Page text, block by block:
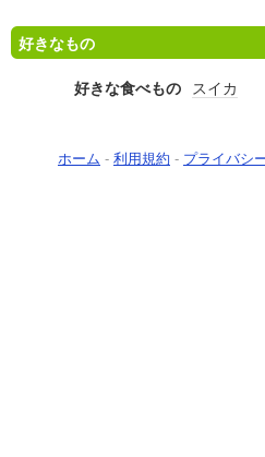
好きなもの
好きな食べもの スイカ
ホーム - 利用規約 - プライバシ